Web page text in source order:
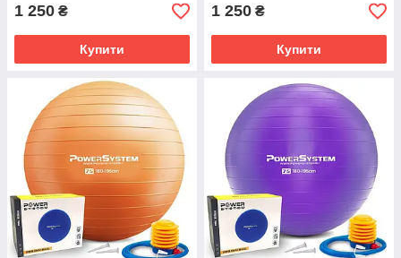
1 250 ₴
Купити
1 250 ₴
Купити